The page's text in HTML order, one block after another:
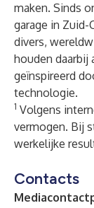
maken. Sinds
garage in
divers,
houden daarbij
geïnspireerd
technologie.
1 Volgens
vermogen. Bij
werkelijke
Contacts